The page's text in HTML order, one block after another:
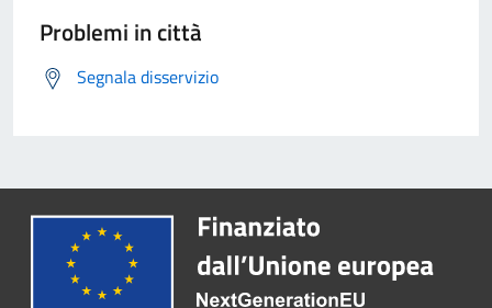
Problemi in città
Segnala disservizio